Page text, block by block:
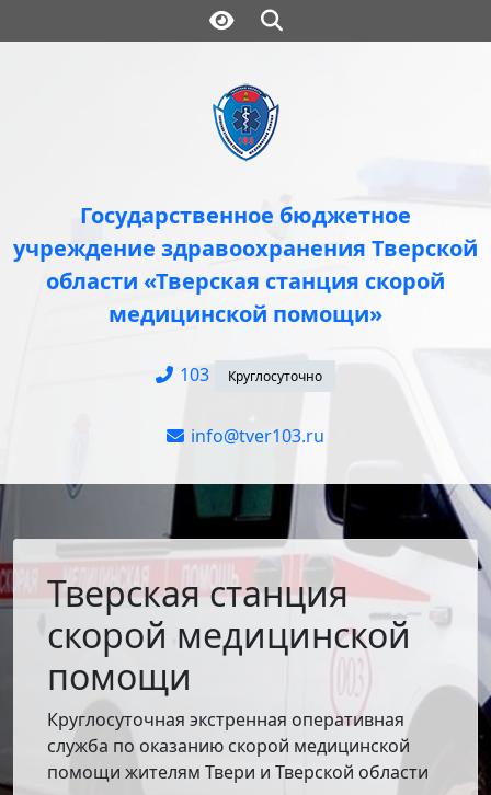
Государственное бюджетное
учреждение здравоохранения Тверской
области «Тверская станция скорой
медицинской помощи»
103
info@tver103.ru
Тверская станция
скорой медицинской
помощи
Круглосуточная экстренная оперативная
служба по оказанию скорой медицинской
помощи жителям Твери и Тверской области